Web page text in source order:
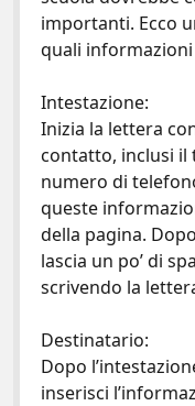
importanti. Ecco
quali
Intestazione:
Inizia la lettera
contatto, inclusi il
numero di
queste
della pagina.
lascia un po’ di
scrivendo la
Destinatario:
Dopo
inserisci